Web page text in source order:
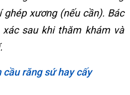
xương (nếu cần). Bác
sau khi thăm khám và
cầu răng sứ hay cấy